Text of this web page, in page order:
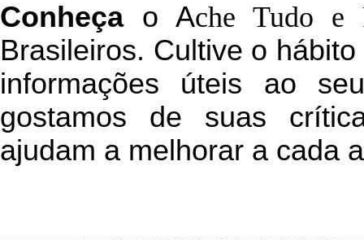
Conheçao Ache Tudo e
Brasileiros. Cultive o
informações úteis ao
gostamos de suas
ajudam a melhorar a cada